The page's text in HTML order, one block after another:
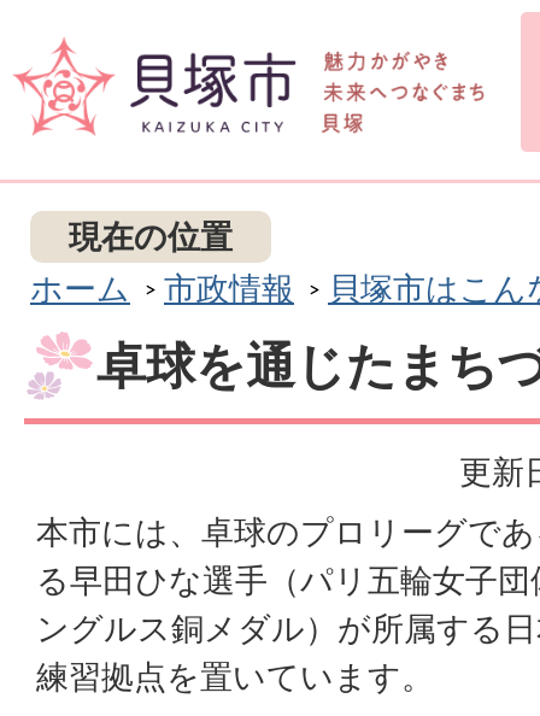
現在の位置
ホーム
市政情報 貝塚市はこん
卓球を通じたまち
更新
本市には、卓球のプロリーグで
る早田ひな選手（パリ五輪女子
ングルス銅メダル）が所属する
練習拠点を置いています。